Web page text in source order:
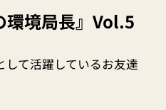
環境局長』Vol.5
て活躍しているお友達